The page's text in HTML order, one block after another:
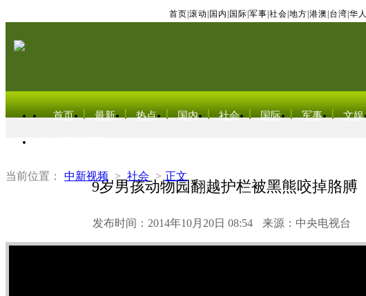
首页 滚动 国内 国际 军事 社会 地方 港澳 台湾 华人
首页 最新 热点 国内 社会 国际 军事 文娱
当前位置： 中新视频 > 社会 > 正文
9岁男孩动物园翻越护栏被黑熊咬掉胳膊
发布时间：2014年10月20日 08:54 来源：中央电视台